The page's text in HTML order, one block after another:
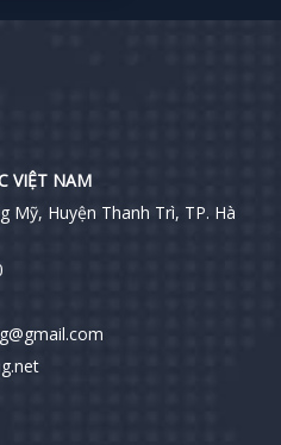
VIỆT NAM
Mỹ, Huyện Thanh Trì, TP. Hà